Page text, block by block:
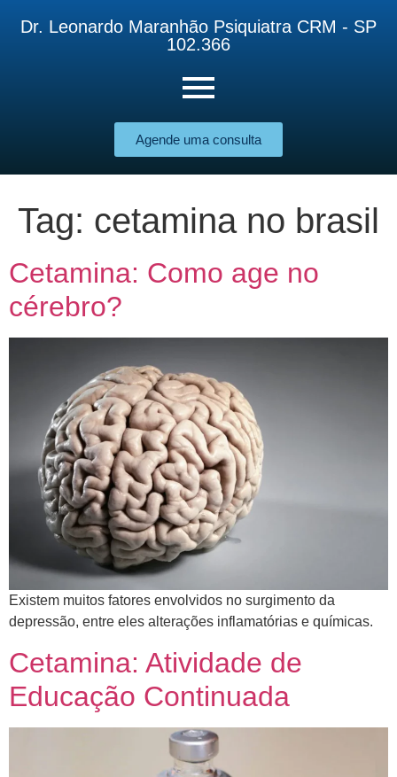
Dr. Leonardo Maranhão Psiquiatra CRM - SP
102.366
Agende uma consulta
Tag: cetamina no brasil
Cetamina: Como age no
cérebro?
​Existem muitos fatores envolvidos no surgimento da
depressão, entre eles alterações inflamatórias e químicas.
Cetamina: Atividade de
Educação Continuada